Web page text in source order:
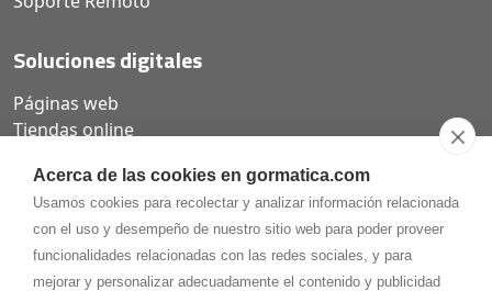
Acerca de las cookies en gormatica.com
Usamos cookies para recolectar y analizar información relacionada
con el uso y desempeño de nuestro sitio web para poder proveer
funcionalidades relacionadas con las redes sociales, y para
mejorar y personalizar adecuadamente el contenido y publicidad
Soluciones digitales
Páginas web
Tiendas online
975.368.262